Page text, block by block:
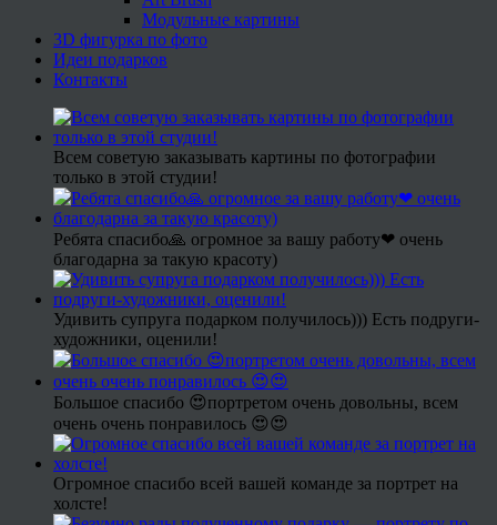
Модульные картины
3D фигурка по фото
Идеи подарков
Контакты
Всем советую заказывать картины по фотографии
только в этой студии!
Ребята спасибо🙏 огромное за вашу работу❤ очень
благодарна за такую красоту)
Удивить супруга подарком получилось))) Есть подруги-
художники, оценили!
Большое спасибо 😍портретом очень довольны, всем
очень очень понравилось 😍😍
Огромное спасибо всей вашей команде за портрет на
холсте!